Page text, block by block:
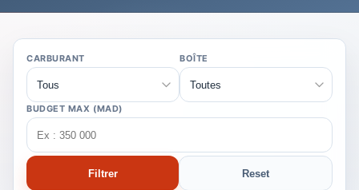
CARBURANT BOÎTE
BUDGET MAX (MAD)
Filtrer Reset